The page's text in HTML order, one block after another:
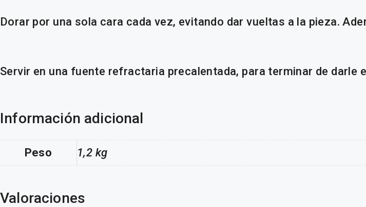
Dorar por una sola cara cada vez, evitando dar vueltas a la pieza.
Servir en una fuente refractaria precalentada, para terminar de darle
Información adicional
Peso 1,2 kg
Valoraciones